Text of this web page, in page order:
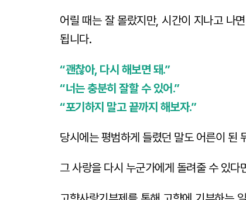
어릴 때는 잘 몰랐지만, 시간이 지나고 나
됩니다.
“괜찮아, 다시 해보면 돼.”
“너는 충분히 잘할 수 있어.”
“포기하지 말고 끝까지 해보자.”
당시에는 평범하게 들렸던 말도 어른이 된
그 사랑을 다시 누군가에게 돌려줄 수 있다